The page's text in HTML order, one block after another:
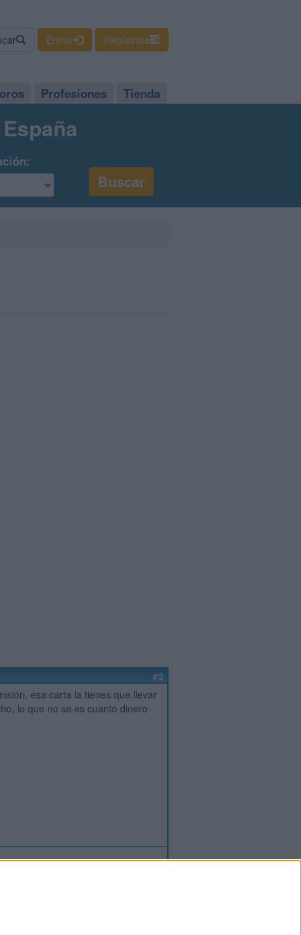
Entrar Regístrate
Profesiones Tienda
#2
esa carta la tienes que llevar
lo que no se es cuanto dinero
oregístratepara enviar comentarios